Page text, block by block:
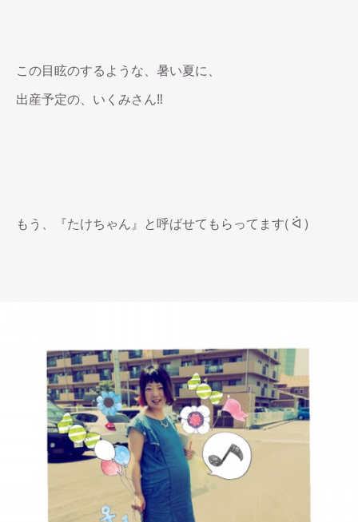
この目眩のするような、暑い夏に、
出産予定の、いくみさん‼︎
もう、『たけちゃん』と呼ばせてもらってます( ᐛ )